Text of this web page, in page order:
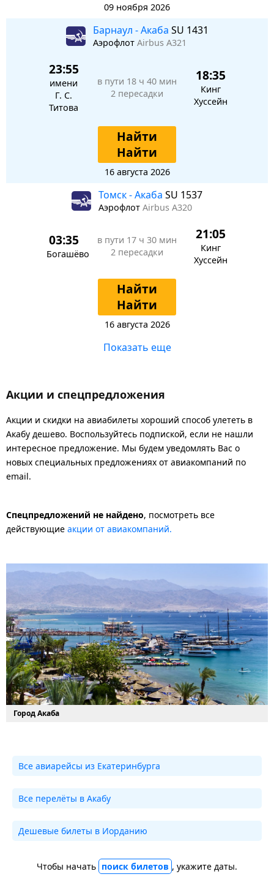
09 ноября 2026
Барнаул - Акаба SU 1431
Аэрофлот Airbus A321
23:55
имени
Г. С.
Титова
в пути 18 ч 40 мин
2 пересадки
18:35
Кинг
Хуссейн
Найти
Найти
16 августа 2026
Томск - Акаба SU 1537
Аэрофлот Airbus A320
03:35
Богашёво
в пути 17 ч 30 мин
2 пересадки
21:05
Кинг
Хуссейн
Найти
Найти
16 августа 2026
Показать еще
Акции и спецпредложения
Акции и скидки на авиабилеты хороший способ улететь в
Акабу дешево. Воспользуйтесь подпиской, если не нашли
интересное предложение. Мы будем уведомлять Вас о
новых специальных предложениях от авиакомпаний по
email.
Спецпредложений не найдено, посмотреть все
действующие акции от авиакомпаний.
Город Акаба
Все авиарейсы из Екатеринбурга
Все перелёты в Акабу
Дешевые билеты в Иорданию
Чтобы начать поиск билетов , укажите даты.